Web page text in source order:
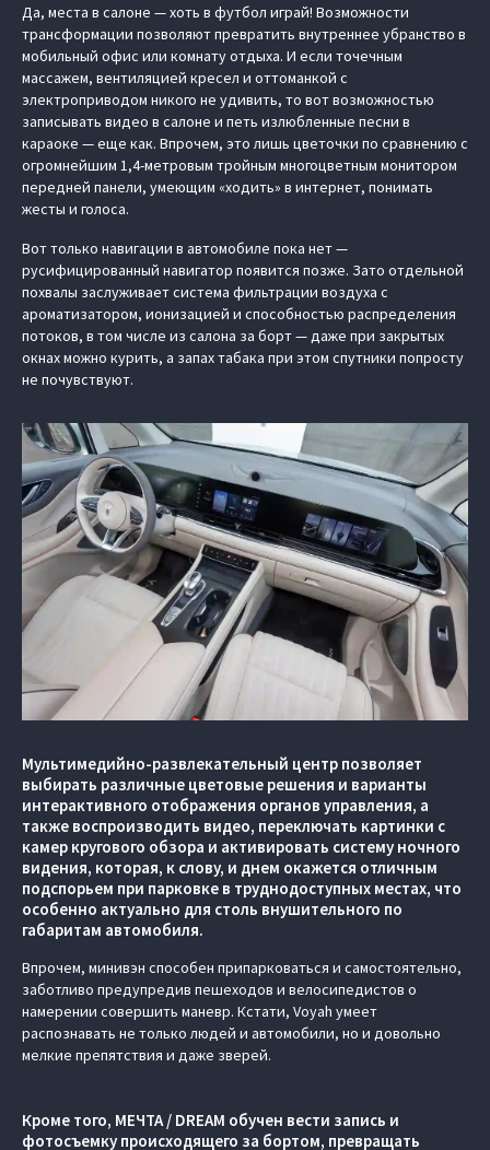
Да, места в салоне — хоть в футбол играй! Возможности
трансформации позволяют превратить внутреннее убранство в
мобильный офис или комнату отдыха. И если точечным
массажем, вентиляцией кресел и оттоманкой с
электроприводом никого не удивить, то вот возможностью
записывать видео в салоне и петь излюбленные песни в
караоке — еще как. Впрочем, это лишь цветочки по сравнению c
огромнейшим 1,4-метровым тройным многоцветным монитором
передней панели, умеющим «ходить» в интернет, понимать
жесты и голоса.
Вот только навигации в автомобиле пока нет —
русифицированный навигатор появится позже. Зато отдельной
похвалы заслуживает система фильтрации воздуха с
ароматизатором, ионизацией и способностью распределения
потоков, в том числе из салона за борт — даже при закрытых
окнах можно курить, а запах табака при этом спутники попросту
не почувствуют.
Мультимедийно-развлекательный центр позволяет
выбирать различные цветовые решения и варианты
интерактивного отображения органов управления, а
также воспроизводить видео, переключать картинки с
камер кругового обзора и активировать систему ночного
видения, которая, к слову, и днем окажется отличным
подспорьем при парковке в труднодоступных местах, что
особенно актуально для столь внушительного по
габаритам автомобиля.
Впрочем, минивэн способен припарковаться и самостоятельно,
заботливо предупредив пешеходов и велосипедистов о
намерении совершить маневр. Кстати, Voyah умеет
распознавать не только людей и автомобили, но и довольно
мелкие препятствия и даже зверей.
Кроме того, МЕЧТА / DREAM обучен вести запись и
фотосъемку происходящего за бортом, превращать